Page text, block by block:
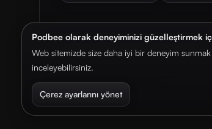
Podbee olarak deneyiminizi güzelleştirmek
Web sitemizde size daha iyi bir deneyim
inceleyebilirsiniz.
Çerez ayarlarını yönet
© 2026. Podbee Media. Tüm hakları saklıdır.